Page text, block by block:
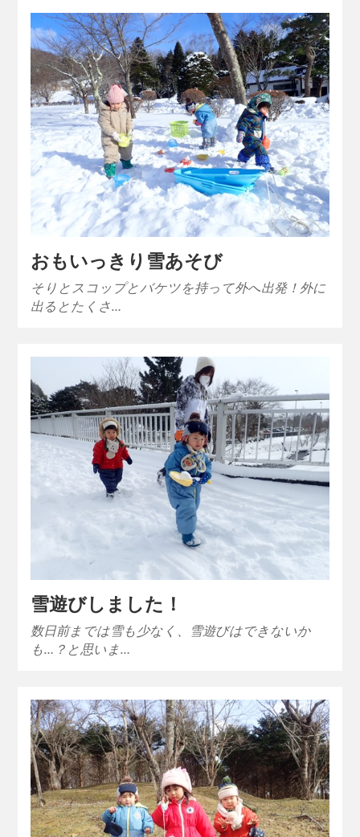
おもいっきり雪あそび
そりとスコップとバケツを持って外へ出発！外に
出るとたくさ…
雪遊びしました！
数日前までは雪も少なく、雪遊びはできないか
も…？と思いま…